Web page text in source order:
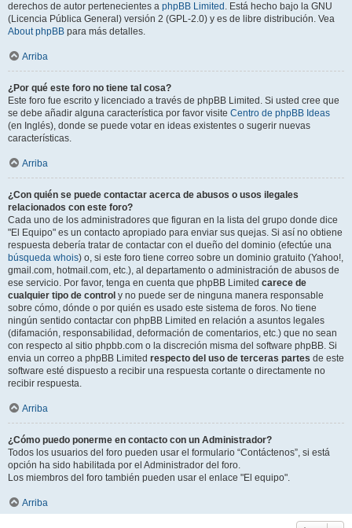
derechos de autor pertenecientes a phpBB Limited . Está hecho bajo la GNU
(Licencia Pública General) versión 2 (GPL-2.0) y es de libre distribución. Vea
About phpBB para más detalles.
Arriba
¿Por qué este foro no tiene tal cosa?
Este foro fue escrito y licenciado a través de phpBB Limited. Si usted cree que
se debe añadir alguna característica por favor visite Centro de phpBB Ideas
(en Inglés), donde se puede votar en ideas existentes o sugerir nuevas
características.
Arriba
¿Con quién se puede contactar acerca de abusos o usos ilegales
relacionados con este foro?
Cada uno de los administradores que figuran en la lista del grupo donde dice
"El Equipo" es un contacto apropiado para enviar sus quejas. Si así no obtiene
respuesta debería tratar de contactar con el dueño del dominio (efectúe una
búsqueda whois) o, si este foro tiene correo sobre un dominio gratuito (Yahoo!,
gmail.com, hotmail.com, etc.), al departamento o administración de abusos de
ese servicio. Por favor, tenga en cuenta que phpBB Limited carece de
cualquier tipo de control y no puede ser de ninguna manera responsable
sobre cómo, dónde o por quién es usado este sistema de foros. No tiene
ningún sentido contactar con phpBB Limited en relación a asuntos legales
(difamación, responsabilidad, deformación de comentarios, etc.) que no sean
con respecto al sitio phpbb.com o la discreción misma del software phpBB. Si
envia un correo a phpBB Limited respecto del uso de terceras partes de este
software esté dispuesto a recibir una respuesta cortante o directamente no
recibir respuesta.
Arriba
¿Cómo puedo ponerme en contacto con un Administrador?
Todos los usuarios del foro pueden usar el formulario “Contáctenos”, si está
opción ha sido habilitada por el Administrador del foro.
Los miembros del foro también pueden usar el enlace "El equipo".
Arriba